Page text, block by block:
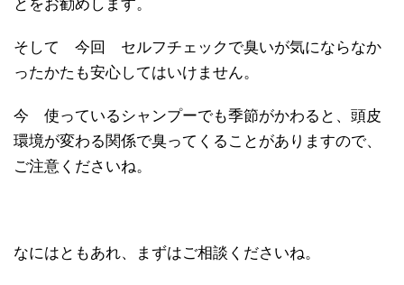
とをお勧めします。
そして 今回 セルフチェックで臭いが気にならなか
ったかたも安心してはいけません。
今 使っているシャンプーでも季節がかわると、頭皮
環境が変わる関係で臭ってくることがありますので、
ご注意くださいね。
なにはともあれ、まずはご相談くださいね。